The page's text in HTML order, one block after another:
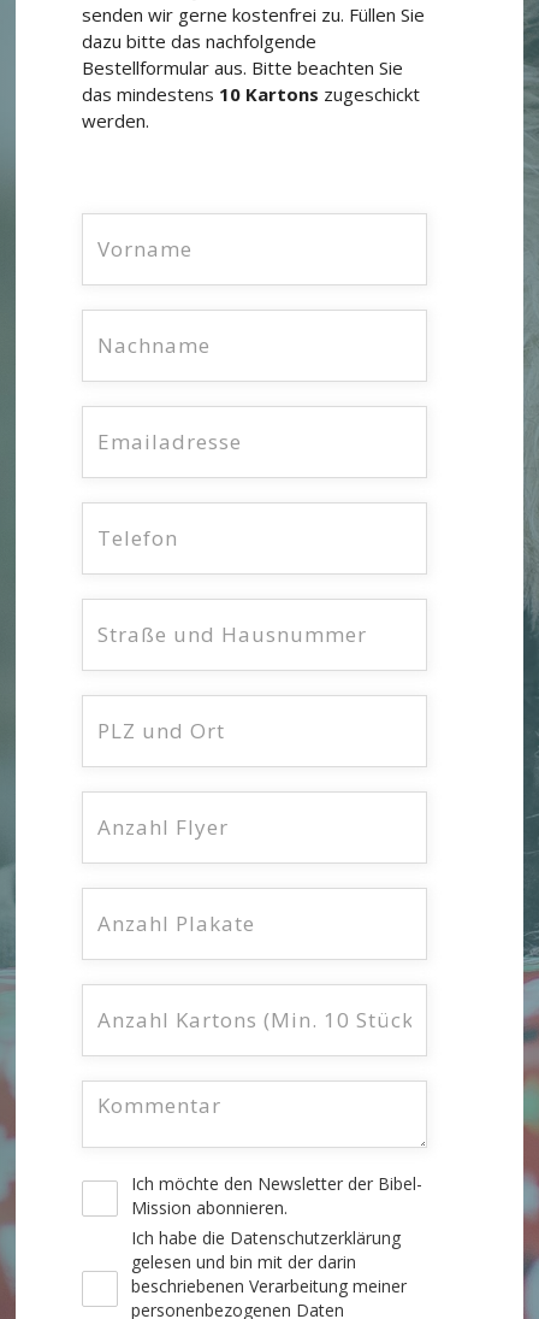
senden wir gerne kostenfrei zu. Füllen Sie
dazu bitte das nachfolgende
Bestellformular aus. Bitte beachten Sie
das mindestens 10 Kartons zugeschickt
werden.
Ich möchte den Newsletter der Bibel-
Mission abonnieren.
Ich habe die Datenschutzerklärung
gelesen und bin mit der darin
beschriebenen Verarbeitung meiner
personenbezogenen Daten